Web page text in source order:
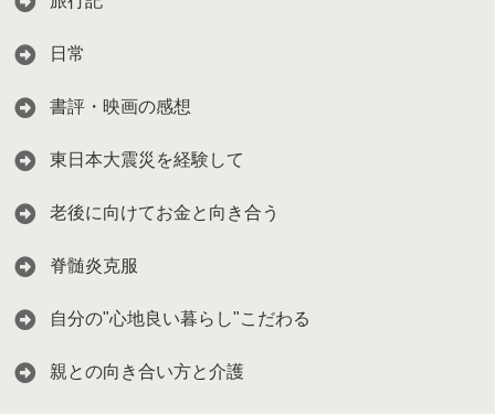
日常
書評・映画の感想
東日本大震災を経験して
老後に向けてお金と向き合う
脊髄炎克服
自分の"心地良い暮らし"こだわる
親との向き合い方と介護